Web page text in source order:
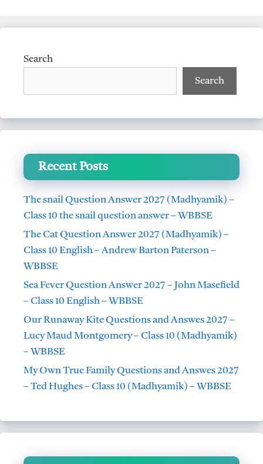
Search
Search
Recent Posts
The snail Question Answer 2027 (Madhyamik) –
Class 10 the snail question answer – WBBSE
The Cat Question Answer 2027 (Madhyamik) –
Class 10 English – Andrew Barton Paterson –
WBBSE
Sea Fever Question Answer 2027 – John Masefield
– Class 10 English – WBBSE
Our Runaway Kite Questions and Answes 2027 –
Lucy Maud Montgomery – Class 10 (Madhyamik)
– WBBSE
My Own True Family Questions and Answes 2027
– Ted Hughes – Class 10 (Madhyamik) – WBBSE